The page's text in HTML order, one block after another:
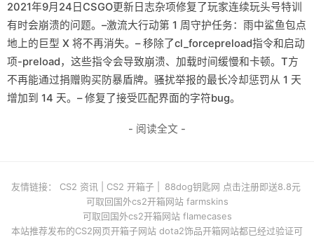
flamecases
88hash-jp
2021年9月24日CSGO更新日志杂项修复了玩家连续玩头号特训
有时会崩溃的问题。–激流大行动第 1 周守护任务：雨中鲨鱼包点
地上的巨型 X 将不再消失。– 移除了cl_forcepreload指令和启动
项-preload，这些指令会导致崩溃、加载时间缓慢和卡顿。T方
不再能通过捐赠购买防暴盾牌。骚扰举报的最长冷却惩罚从 1 天
增加到 14 天。– 修复了接受匹配界面的字符bug。
- 阅读全文 -
友情链接： CS2 资讯 CS2 开箱子
88dog钥匙网 点击注册即送8.8元
可取回国外cs2开箱网站 farmskins
可取回国外cs2开箱网站 flamecases
本站推荐发布的CS2网页开箱子网站 dota2饰品开箱网站都已经过验证可